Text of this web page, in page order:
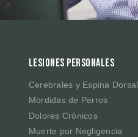
Lesiones Personales
Cerebrales y Espina Dorsal
Mordidas de Perros
Dolores Crónicos
Muerte por Negligencia